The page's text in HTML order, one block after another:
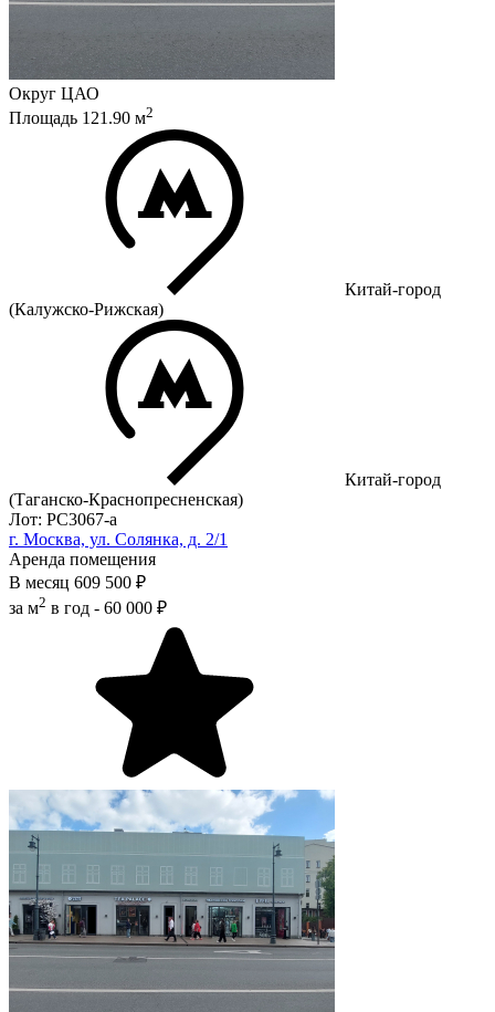
Округ ЦАО
Площадь 121.90 м2
Китай-город
(Калужско-Рижская)
Китай-город
(Таганско-Краснопресненская)
Лот: РС3067-a
г. Москва, ул. Солянка, д. 2/1
Аренда помещения
В месяц 609 500 ₽
за м2 в год - 60 000 ₽